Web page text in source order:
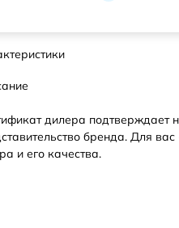
дилера подтверждает
бренда. Для
и его качества.